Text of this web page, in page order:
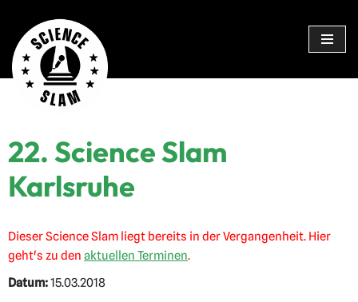
Zum
Inhalt
springen
22. Science Slam
Karlsruhe
Dieser Science Slam liegt bereits in der Vergangenheit. Hier
geht's zu den aktuellen Terminen.
Datum:15.03.2018